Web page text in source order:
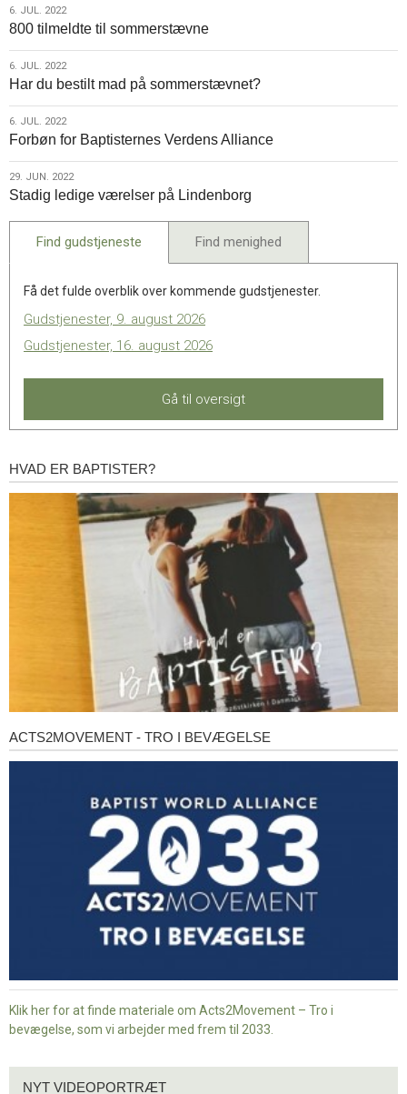
6.
jul.
2022
6. JUL. 2022
800 tilmeldte til sommerstævne
6.
jul.
2022
6. JUL. 2022
Har du bestilt mad på sommerstævnet?
6.
jul.
2022
6. JUL. 2022
Forbøn for Baptisternes Verdens Alliance
29.
jun.
2022
29. JUN. 2022
Stadig ledige værelser på Lindenborg
Find gudstjeneste Find menighed
Få det fulde overblik over kommende gudstjenester.
Gudstjenester, 9. august 2026
Gudstjenester, 16. august 2026
Gå til oversigt
Hvad
HVAD ER BAPTISTER?
Acts2Movement
ACTS2MOVEMENT - TRO I BEVÆGELSE
Klik her for at finde materiale om Acts2Movement – Tro i
bevægelse, som vi arbejder med frem til 2033.
NYT VIDEOPORTRÆT